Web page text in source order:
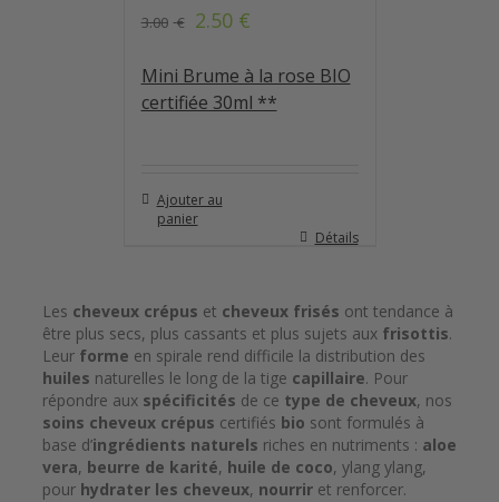
3.00 € 2.50 €
Mini Brume à la rose BIO
certifiée 30ml **
Ajouter au
panier
Détails
Les cheveux crépus et cheveux frisés ont tendance à
être plus secs, plus cassants et plus sujets aux frisottis.
Leur forme en spirale rend difficile la distribution des
huiles naturelles le long de la tige capillaire. Pour
répondre aux spécificités de ce type de cheveux, nos
soins cheveux crépus certifiés bio sont formulés à
base d’ingrédients naturels riches en nutriments : aloe
vera, beurre de karité, huile de coco, ylang ylang,
pour hydrater les cheveux, nourrir et renforcer.